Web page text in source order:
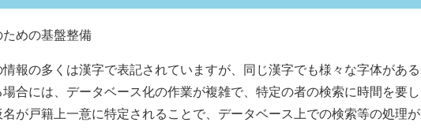
ための基盤整備
報の多くは漢字で表記されていますが、同じ漢字でも様々な字体がある
合には、データベース化の作業が複雑で、特定の者の検索に時間を要し
が戸籍上一意に特定されることで、データベース上での検索等の処理が